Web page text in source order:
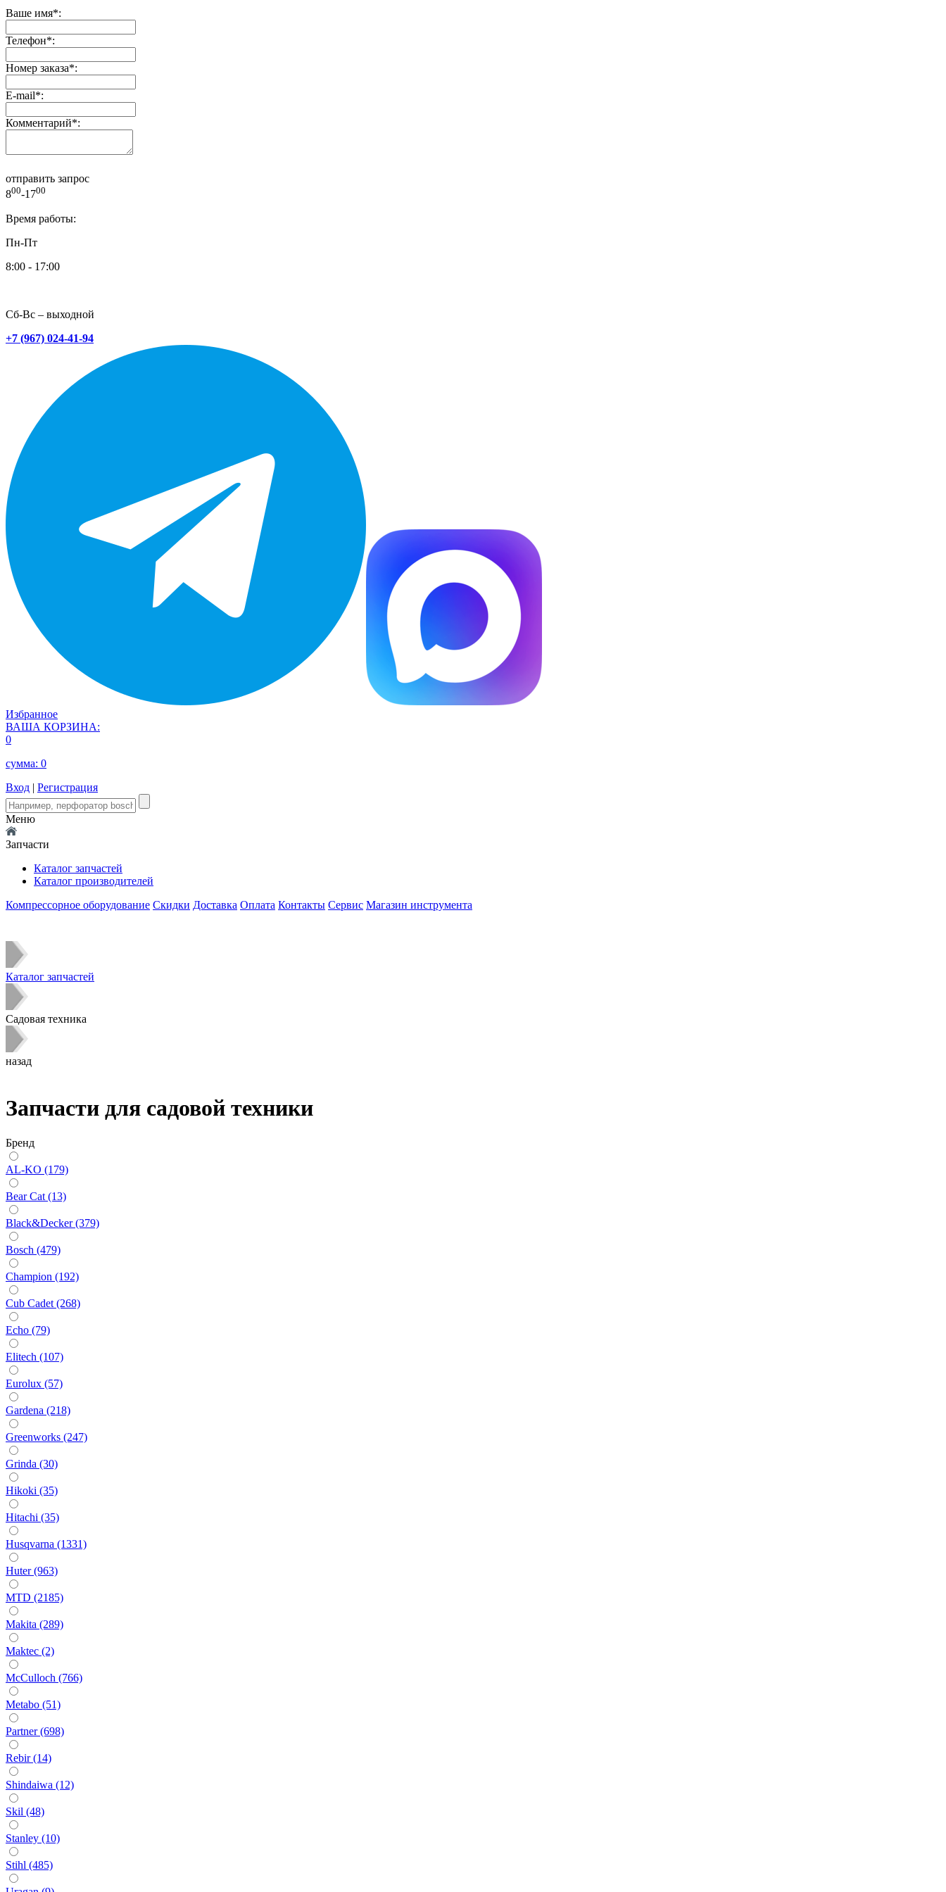
Ваше имя*:
Телефон*:
Номер заказа*:
E-mail*:
Комментарий*:
отправить запрос
800-1700
Время работы:
Пн-Пт
8:00 - 17:00
Сб-Вс – выходной
+7 (967) 024-41-94
Избранное
ВАША КОРЗИНА:
0
сумма: 0
Вход | Регистрация
Меню
Запчасти
Каталог запчастей
Каталог производителей
Компрессорное оборудование Скидки Доставка Оплата Контакты Сервис Магазин инструмента
Каталог запчастей
Садовая техника
назад
Запчасти для садовой техники
Бренд
AL-KO (179)
Bear Cat (13)
Black&Decker (379)
Bosch (479)
Champion (192)
Cub Cadet (268)
Echo (79)
Elitech (107)
Eurolux (57)
Gardena (218)
Greenworks (247)
Grinda (30)
Hikoki (35)
Hitachi (35)
Husqvarna (1331)
Huter (963)
MTD (2185)
Makita (289)
Maktec (2)
McCulloch (766)
Metabo (51)
Partner (698)
Rebir (14)
Shindaiwa (12)
Skil (48)
Stanley (10)
Stihl (485)